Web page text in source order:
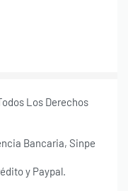
Los Derechos
Bancaria, Sinpe
y Paypal.